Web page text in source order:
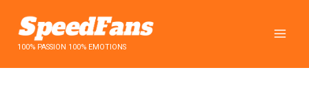
contenu100% PASSION 100% EMOTIONS